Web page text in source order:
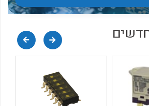
לכל מוצרי היצרן